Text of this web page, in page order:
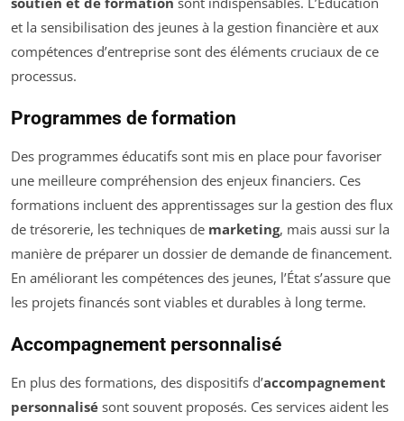
et la sensibilisation des jeunes à la gestion financière et aux
compétences d’entreprise sont des éléments cruciaux de ce
processus.
Programmes de formation
Des programmes éducatifs sont mis en place pour favoriser
une meilleure compréhension des enjeux financiers. Ces
formations incluent des apprentissages sur la gestion des flux
de trésorerie, les techniques de marketing, mais aussi sur la
manière de préparer un dossier de demande de financement.
En améliorant les compétences des jeunes, l’État s’assure que
les projets financés sont viables et durables à long terme.
Accompagnement personnalisé
En plus des formations, des dispositifs d’accompagnement
personnalisé sont souvent proposés. Ces services aident les